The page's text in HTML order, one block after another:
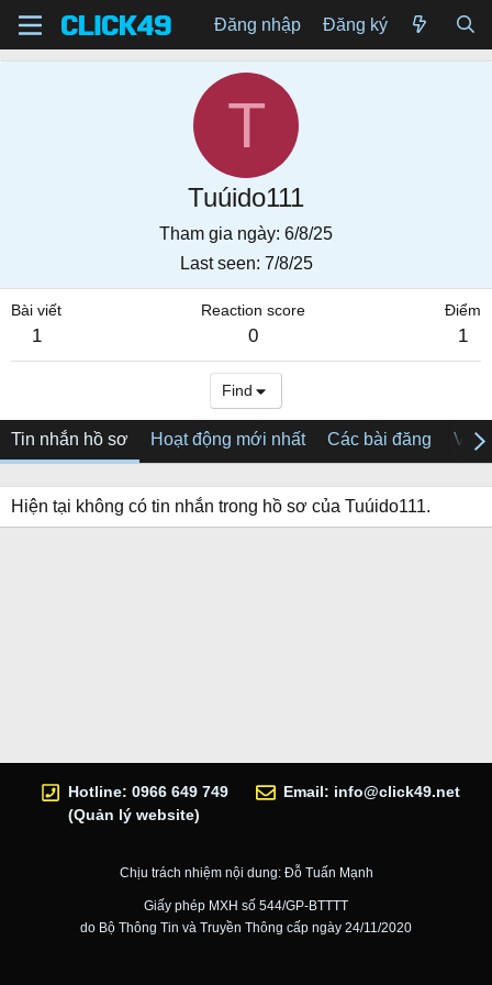
Đăng nhập Đăng ký
T
Tuúido111
Tham gia ngày 6/8/25
Last seen 7/8/25
Bài viết
1
Reaction score
0
Điểm
1
Find
Tin nhắn hồ sơ Hoạt động mới nhất Các bài đăng Về
Hiện tại không có tin nhắn trong hồ sơ của Tuúido111.
Hotline: 0966 649 749
(Quản lý website)
Email: info@click49.net
Chịu trách nhiệm nội dung: Đỗ Tuấn Mạnh
Giấy phép MXH số 544/GP-BTTTT
do Bộ Thông Tin và Truyền Thông cấp ngày 24/11/2020